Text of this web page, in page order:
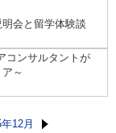
会と留学体験談
コンサルタントが
～
12月